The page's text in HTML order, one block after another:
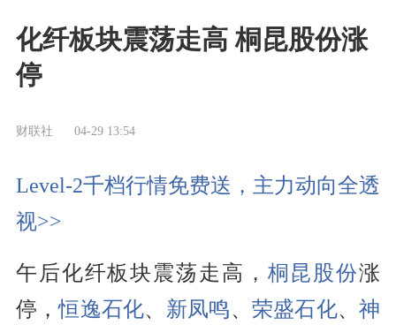
化纤板块震荡走高 桐昆股份涨
停
财联社 04-29 13:54
Level-2千档行情免费送，主力动向全透
视>>
午后化纤板块震荡走高， 桐昆股份涨
停，恒逸石化、 新凤鸣、 荣盛石化、神